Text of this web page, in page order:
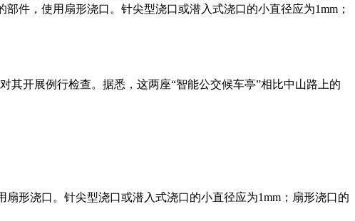
件，使用扇形浇口。针尖型浇口或潜入式浇口的小直径应为1mm；
其开展例行检查。据悉，这两座“智能公交候车亭”相比中山路上的
形浇口。针尖型浇口或潜入式浇口的小直径应为1mm；扇形浇口的